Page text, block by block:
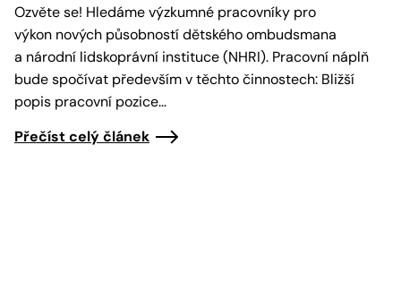
Ozvěte se! Hledáme výzkumné pracovníky pro
výkon nových působností dětského ombudsmana
a národní lidskoprávní instituce (NHRI). Pracovní náplň
bude spočívat především v těchto činnostech: Bližší
popis pracovní pozice…
Přečíst celý článek